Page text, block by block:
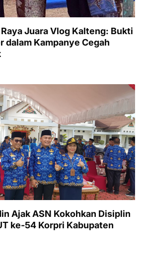
Juara Vlog Kalteng: Bukti
dalam Kampanye Cegah
Ajak ASN Kokohkan Disiplin
ke-54 Korpri Kabupaten